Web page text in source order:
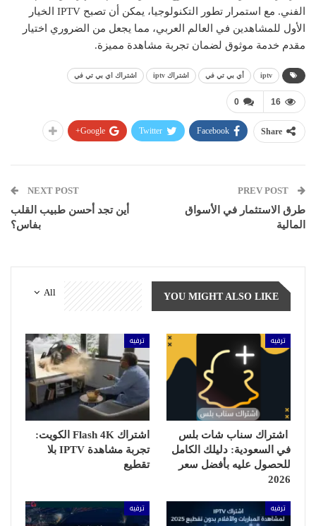
الفني. مع استمرار تطور التكنولوجيا، يمكن أن تصبح IPTV الخيار
الأول للمشاهدين في العالم العربي، مما يجعل من الضروري اختيار
مقدم خدمة موثوق لضمان تجربة مشاهدة مميزة.
iptv أي بي تي في اشتراك iptv اشتراك اي بي تي في
0 16
Share
Facebook
Twitter
Google+
طرق الاستثمار في الأسواق
المالية
NEXT POST
أين تجد أحسن طبيب القلب
بفاس؟
All YOU MIGHT ALSO LIKE
ترفيه
اشتراك سناب شات بلس
في السعودية: دليلك الكامل
للحصول عليه بأفضل سعر
2026
ترفيه
اشتراك Flash 4K الكويت:
تجربة مشاهدة IPTV بلا
تقطيع
ترفيه ترفيه